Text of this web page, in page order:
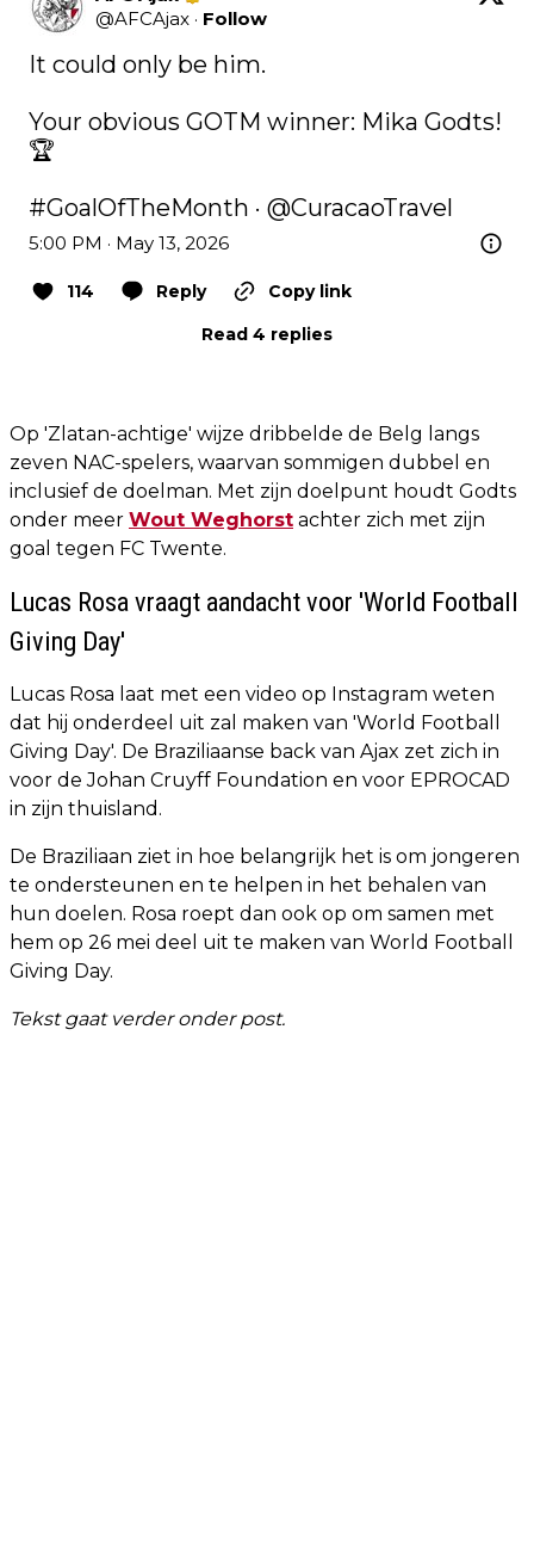
@AFCAjax · Follow
It could only be him.
Your obvious GOTM winner: Mika Godts!
🏆
#GoalOfTheMonth · @CuracaoTravel
5:00 PM · May 13, 2026
114 Reply
Copy link
Read 4 replies
Op 'Zlatan-achtige' wijze dribbelde de Belg langs
zeven NAC-spelers, waarvan sommigen dubbel en
inclusief de doelman. Met zijn doelpunt houdt Godts
onder meer Wout Weghorst achter zich met zijn
goal tegen FC Twente.
Lucas Rosa vraagt aandacht voor 'World Football
Giving Day'
Lucas Rosa laat met een video op Instagram weten
dat hij onderdeel uit zal maken van 'World Football
Giving Day'. De Braziliaanse back van Ajax zet zich in
voor de Johan Cruyff Foundation en voor EPROCAD
in zijn thuisland.
De Braziliaan ziet in hoe belangrijk het is om jongeren
te ondersteunen en te helpen in het behalen van
hun doelen. Rosa roept dan ook op om samen met
hem op 26 mei deel uit te maken van World Football
Giving Day.
Tekst gaat verder onder post.